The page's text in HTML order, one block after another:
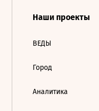
Наши проекты
ВЕДЫ
Город
Аналитика